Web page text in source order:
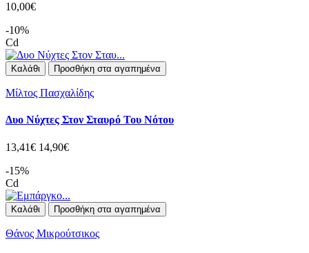
10,00€
-10%
Cd
Καλάθι Προσθήκη στα αγαπημένα
Μίλτος Πασχαλίδης
Δυο Νύχτες Στον Σταυρό Του Νότου
13,41€ 14,90€
-15%
Cd
Καλάθι Προσθήκη στα αγαπημένα
Θάνος Μικρούτσικος